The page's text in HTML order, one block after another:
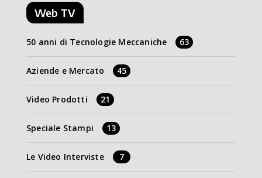
Web TV
50 anni di Tecnologie Meccaniche 63
Aziende e Mercato 45
Video Prodotti 21
Speciale Stampi 13
Le Video Interviste 7